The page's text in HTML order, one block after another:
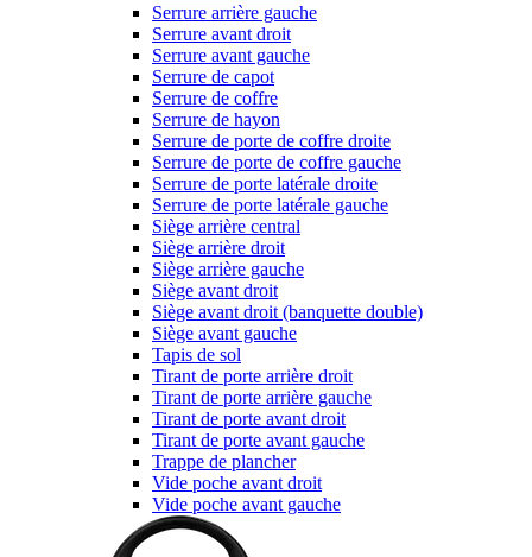
Serrure arrière gauche
Serrure avant droit
Serrure avant gauche
Serrure de capot
Serrure de coffre
Serrure de hayon
Serrure de porte de coffre droite
Serrure de porte de coffre gauche
Serrure de porte latérale droite
Serrure de porte latérale gauche
Siège arrière central
Siège arrière droit
Siège arrière gauche
Siège avant droit
Siège avant droit (banquette double)
Siège avant gauche
Tapis de sol
Tirant de porte arrière droit
Tirant de porte arrière gauche
Tirant de porte avant droit
Tirant de porte avant gauche
Trappe de plancher
Vide poche avant droit
Vide poche avant gauche